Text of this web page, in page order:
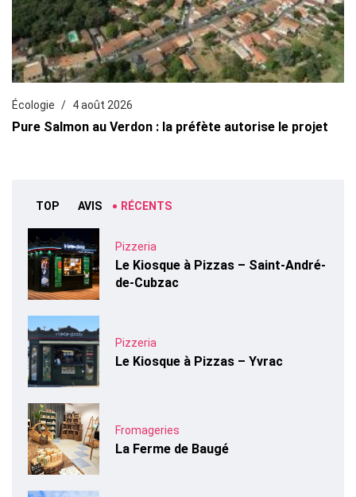
Écologie 4 août 2026
Pure Salmon au Verdon : la préfète autorise le projet
TOP AVIS RÉCENTS
Pizzeria
Le Kiosque à Pizzas – Saint-André-
de-Cubzac
Pizzeria
Le Kiosque à Pizzas – Yvrac
Fromageries
La Ferme de Baugé